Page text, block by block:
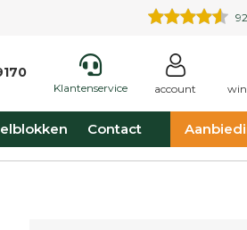
Klantenservice account
Contact